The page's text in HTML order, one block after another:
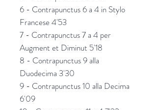
6 - Contrapunctus 6 a 4 in Stylo
Francese 4'53
7 - Contrapunctus 7 a 4 per
Augment et Diminut 5'18
8 - Contrapunctus 9 alla
Duodecima 3'30
9 - Contrapunctus 10 alla Decima
6'09